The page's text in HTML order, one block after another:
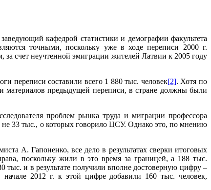
кафедрой статистики и демографии факультета
точными, поскольку уже в ходе переписи 2000 г.
счет неучтенной эмиграции жителей Латвии к 2005 году
переписи составили всего 1 880 тыс. человек[2]. Хотя по
материалов предыдущей переписи, в стране должны были
проблем рынка труда и миграции профессора
не 33 тыс., о которых говорило ЦСУ. Однако это, по мнению
А. Гапоненко, все дело в результатах сверки итоговых
поскольку жили в это время за границей, а 188 тыс.
и в результате получили вполне достоверную цифру –
2012 г. к этой цифре добавили 160 тыс. человек,